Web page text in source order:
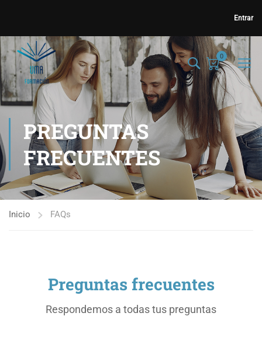
Entrar
0
PREGUNTAS
FRECUENTES
Inicio FAQs
Preguntas frecuentes
Respondemos a todas tus preguntas